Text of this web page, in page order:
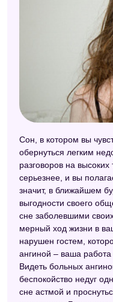
Сон, в котором вы
обернуться легким
разговоров на
серьезнее, и вы
значит, в ближайшем
выгодности своего
сне заболевшими
мерный ход жизни в
нарушен гостем,
ангиной – ваша
Видеть больных
беспокойство недуг
сне астмой и